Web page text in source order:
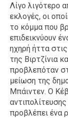
Λίγο λιγότερο
εκλογές, οι
το κόμμα που
επιδεικνύουν
ηχηρή ήττα
της Βιρτζίνια
προβλεπόταν
μείωση της
Μπάιντεν. Ο
προβλέπει ένα